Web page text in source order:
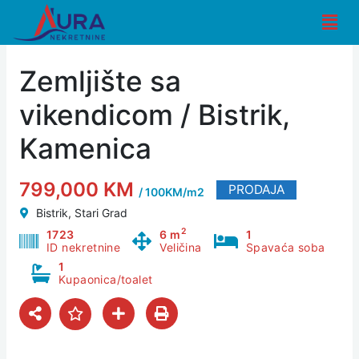
content
Zemljište sa
vikendicom / Bistrik,
Kamenica
799,000 KM / 100KM/m2 PRODAJA
Bistrik, Stari Grad
1723
ID nekretnine
6 m2
Veličina
1
Spavaća soba
1
Kupaonica/toalet